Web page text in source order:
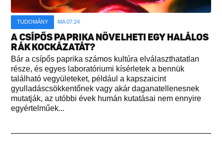
TUDOMÁNY MA 07:24
A CSÍPŐS PAPRIKA NÖVELHETI EGY HALÁLOS
RÁK KOCKÁZATÁT?
Bár a csípős paprika számos kultúra elválaszthatatlan
része, és egyes laboratóriumi kísérletek a bennük
található vegyületeket, például a kapszaicint
gyulladáscsökkentőnek vagy akár daganatellenesnek
mutatják, az utóbbi évek humán kutatásai nem ennyire
egyértelműek...